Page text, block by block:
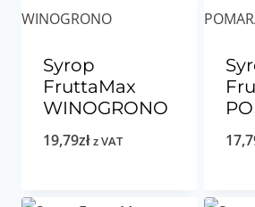
Syrop
FruttaMax
WINOGRONO
19,79zł z VAT